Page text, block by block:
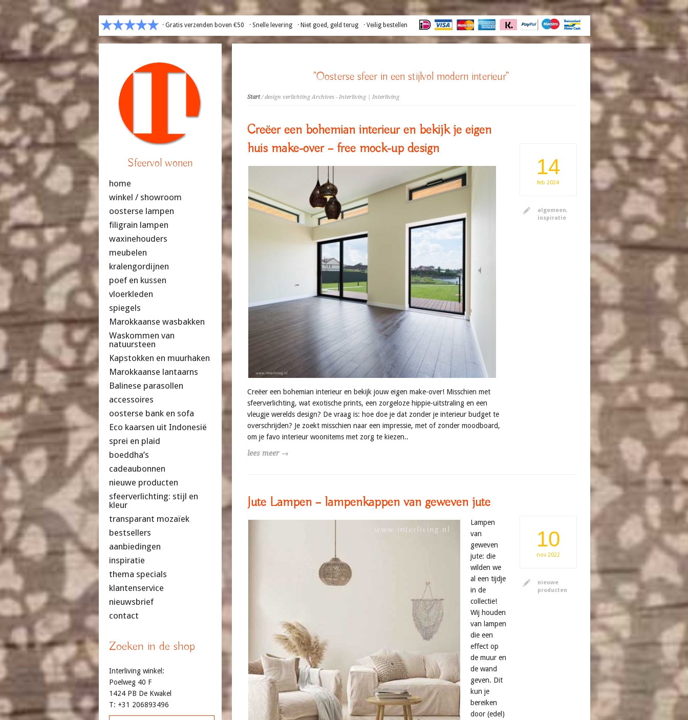
· Gratis verzenden boven €50 · Snelle levering · Niet goed, geld terug · Veilig bestellen
"Oosterse sfeer in een stijlvol modern interieur"
Start/ design verlichting Archives - Interliving | Interliving
Creëer een bohemian interieur en bekijk je eigen
huis make-over – free mock-up design
Creëer een bohemian interieur en bekijk jouw eigen make-over! Misschien met
sfeerverlichting, wat exotische prints, een zorgeloze hippie-uitstraling en een
vleugje werelds design? De vraag is: hoe doe je dat zonder je interieur budget te
overschrijden? Je zoekt misschien naar een impressie, met of zonder moodboard,
om je favo interieur woonitems met zorg te kiezen..
lees meer →
14
feb 2024
algemeen,
inspiratie
Jute Lampen – lampenkappen van geweven jute
Lampen
van
geweven
jute: die
wilden we
al een tijdje
in de
collectie!
Wij houden
van lampen
die een
effect op
de muur en
de wand
geven. Dit
kun je
bereiken
door (edel)
10
nov 2022
nieuwe
producten
Sfeervol wonen
home
winkel / showroom
oosterse lampen
filigrain lampen
waxinehouders
meubelen
kralengordijnen
poef en kussen
vloerkleden
spiegels
Marokkaanse wasbakken
Waskommen van
natuursteen
Kapstokken en muurhaken
Marokkaanse lantaarns
Balinese parasollen
accessoires
oosterse bank en sofa
Eco kaarsen uit Indonesië
sprei en plaid
boeddha’s
cadeaubonnen
nieuwe producten
sfeerverlichting: stijl en
kleur
transparant mozaïek
bestsellers
aanbiedingen
inspiratie
thema specials
klantenservice
nieuwsbrief
contact
Zoeken in de shop
Interliving winkel:
Poelweg 40 F
1424 PB De Kwakel
T: +31 206893496